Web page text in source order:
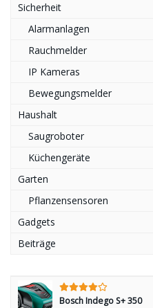
Sicherheit
Alarmanlagen
Rauchmelder
IP Kameras
Bewegungsmelder
Haushalt
Saugroboter
Küchengeräte
Garten
Pflanzensensoren
Gadgets
Beiträge
Bosch Indego S+ 350